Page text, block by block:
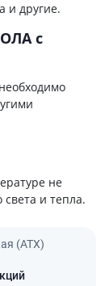
и другие.
с
не
и тепла.
(АТХ)